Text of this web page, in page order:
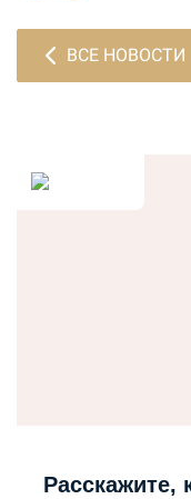
ВСЕ НОВОСТИ
Расскажите,